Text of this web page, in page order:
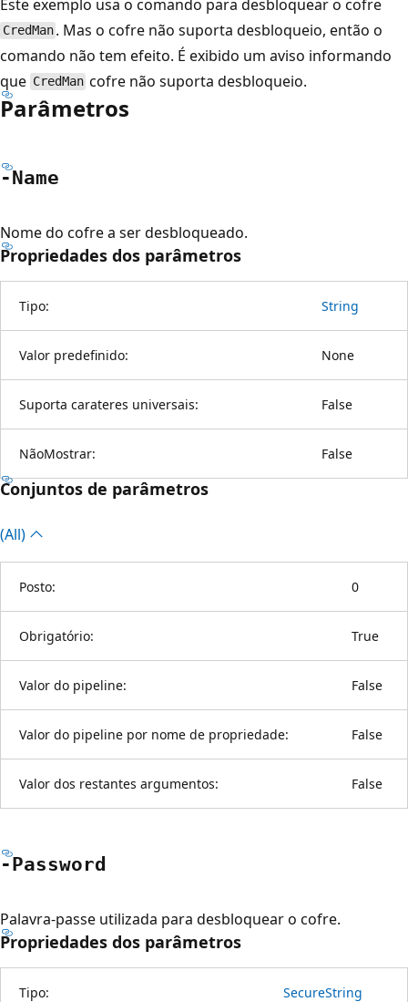
Este exemplo usa o comando para desbloquear o cofre
CredMan . Mas o cofre não suporta desbloqueio, então o
comando não tem efeito. É exibido um aviso informando
que CredMan cofre não suporta desbloqueio.
Parâmetros
-Name
Nome do cofre a ser desbloqueado.
Propriedades dos parâmetros
Tipo: String
Valor predefinido: None
Suporta carateres universais: False
NãoMostrar: False
Conjuntos de parâmetros
(All)
Posto: 0
Obrigatório: True
Valor do pipeline: False
Valor do pipeline por nome de propriedade: False
Valor dos restantes argumentos: False
-Password
Palavra-passe utilizada para desbloquear o cofre.
Propriedades dos parâmetros
Tipo: SecureString